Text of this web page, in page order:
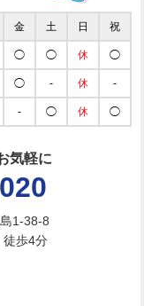
金 土 日 祝
◯ ◯ 休 ◯
◯ - 休 -
- ◯ 休 ◯
気軽に
1-38-8
徒歩4分